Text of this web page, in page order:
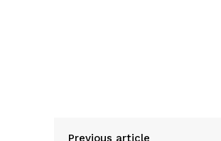
Previous article